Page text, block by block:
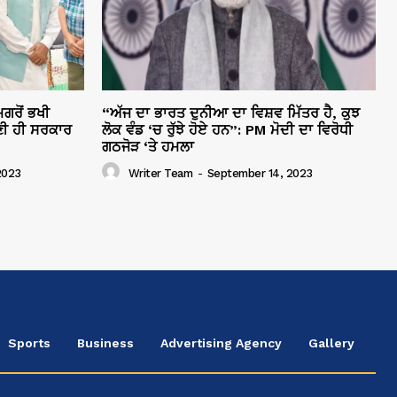
ਭਖੀ
ਹੀ ਸਰਕਾਰ
“ਅੱਜ ਦਾ ਭਾਰਤ ਦੁਨੀਆ ਦਾ ਵਿਸ਼ਵ ਮਿੱਤਰ ਹੈ, ਕੁਝ
ਲੋਕ ਵੰਡ ‘ਚ ਰੁੱਝੇ ਹੋਏ ਹਨ”: PM ਮੋਦੀ ਦਾ ਵਿਰੋਧੀ
ਗਠਜੋੜ ‘ਤੇ ਹਮਲਾ
Writer Team - September 14, 2023
Sports Business Advertising Agency Gallery